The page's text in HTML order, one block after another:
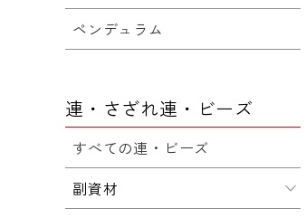
ペンデュラム
連・さざれ連・ビーズ
すべての連・ビーズ
副資材